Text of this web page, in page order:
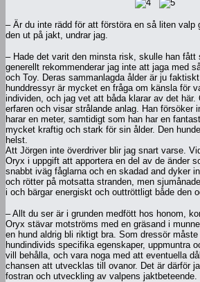
– Är du inte rädd för att förstöra en så liten valp
den ut på jakt, undrar jag.
– Hade det varit den minsta risk, skulle han fått
generellt rekommenderar jag inte att jaga med
och Toy. Deras sammanlagda ålder är ju
hunddressyr är mycket en fråga om känsla för
individen, och jag vet att båda klarar av det här.
erfaren och visar strålande anlag. Han försöker
harar en meter, samtidigt som han har en
mycket kraftig och stark för sin ålder. Den
helst.
Att Jörgen inte överdriver blir jag snart varse.
Oryx i uppgift att apportera en del av de änder
snabbt iväg fåglarna och en skadad and dyker
och rötter på motsatta stranden, men
i och bärgar energiskt och outtröttligt både den
– Allt du ser är i grunden medfött hos honom,
Oryx stävar motströms med en gräsand i
en hund aldrig bli riktigt bra. Som dressör
hundindivids specifika egenskaper, uppmuntra
vill behålla, och vara noga med att eventuella
chansen att utvecklas till ovanor. Det är därför
fostran och utveckling av valpens jaktbeteende.